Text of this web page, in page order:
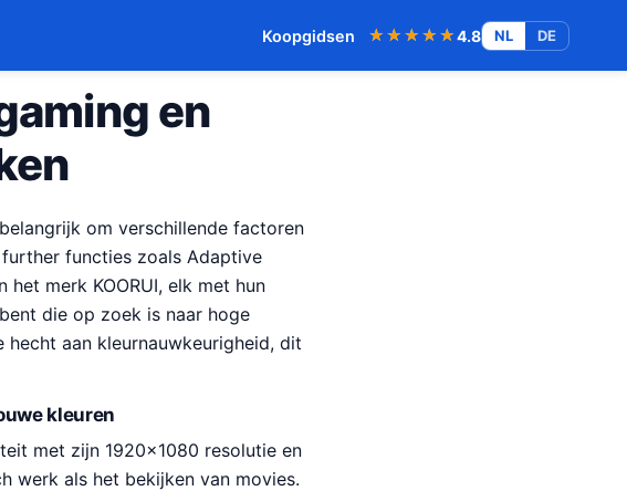
Koopgidsen ★★★★★
★★★★★4.8 NL DE
en
om verschillende factoren
functies zoals Adaptive
merk KOORUI, elk met hun
die op zoek is naar hoge
aan kleurnauwkeurigheid, dit
kleuren
met zijn 1920×1080 resolutie en
werk als het bekijken van movies.